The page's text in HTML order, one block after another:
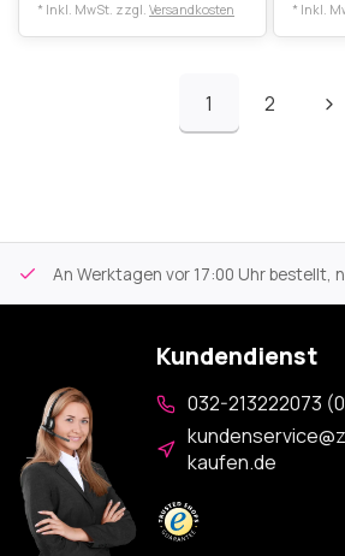
* Inkl. MwSt. zzgl. Versandkosten * Inkl.
1 2
An Werktagen vor 17:00 Uhr bestellt,
Kundendienst
032-213222073
kaufen.de